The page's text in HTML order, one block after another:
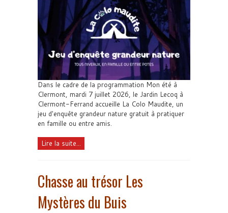
Dans le cadre de la programmation Mon été à
Clermont, mardi 7 juillet 2026, le Jardin Lecoq à
Clermont-Ferrand accueille La Colo Maudite, un
jeu d'enquête grandeur nature gratuit à pratiquer
en famille ou entre amis.
Lire la suite...
Chasse au trésor Les
Mystères du Buis